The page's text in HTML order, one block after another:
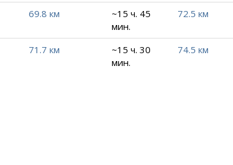
69.8 км
~15 ч. 45
мин.
72.5 км
71.7 км
~15 ч. 30
мин.
74.5 км